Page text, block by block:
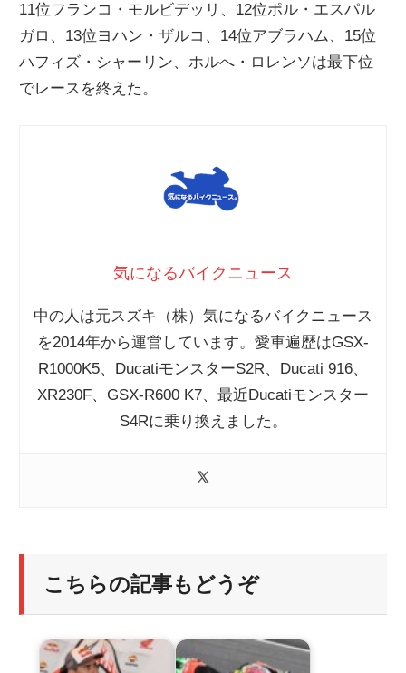
11位フランコ・モルビデッリ、12位ポル・エスパル
ガロ、13位ヨハン・ザルコ、14位アブラハム、15位
ハフィズ・シャーリン、ホルへ・ロレンソは最下位
でレースを終えた。
気になるバイクニュース
中の人は元スズキ（株）気になるバイクニュース
を2014年から運営しています。愛車遍歴はGSX-
R1000K5、DucatiモンスターS2R、Ducati 916、
XR230F、GSX-R600 K7、最近Ducatiモンスター
S4Rに乗り換えました。
こちらの記事もどうぞ